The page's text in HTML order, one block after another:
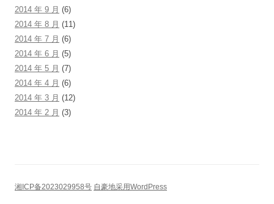
2014 年 9 月 (6)
2014 年 8 月 (11)
2014 年 7 月 (6)
2014 年 6 月 (5)
2014 年 5 月 (7)
2014 年 4 月 (6)
2014 年 3 月 (12)
2014 年 2 月 (3)
湘ICP备2023029958号 自豪地采用WordPress